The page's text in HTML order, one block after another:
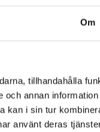
Om
tillhandahålla
annan
kan i sin tur
använt deras